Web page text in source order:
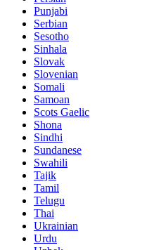
Punjabi
Serbian
Sesotho
Sinhala
Slovak
Slovenian
Somali
Samoan
Scots Gaelic
Shona
Sindhi
Sundanese
Swahili
Tajik
Tamil
Telugu
Thai
Ukrainian
Urdu